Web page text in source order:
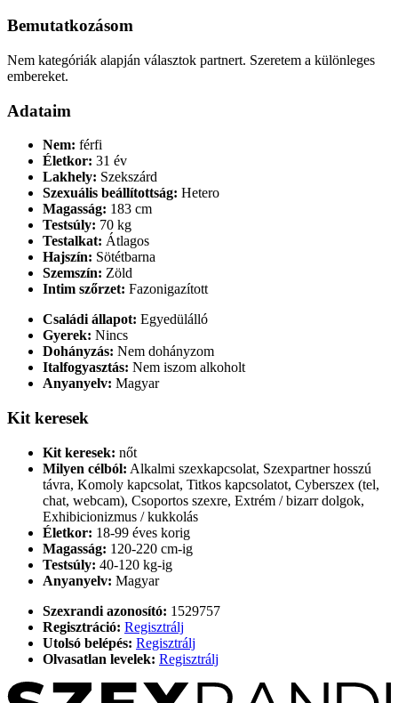
Bemutatkozásom
Nem kategóriák alapján választok partnert. Szeretem a különleges
embereket.
Adataim
Nem: férfi
Életkor: 31 év
Lakhely: Szekszárd
Szexuális beállítottság: Hetero
Magasság: 183 cm
Testsúly: 70 kg
Testalkat: Átlagos
Hajszín: Sötétbarna
Szemszín: Zöld
Intim szőrzet: Fazonigazított
Családi állapot: Egyedülálló
Gyerek: Nincs
Dohányzás: Nem dohányzom
Italfogyasztás: Nem iszom alkoholt
Anyanyelv: Magyar
Kit keresek
Kit keresek: nőt
Milyen célból: Alkalmi szexkapcsolat, Szexpartner hosszú
távra, Komoly kapcsolat, Titkos kapcsolatot, Cyberszex (tel,
chat, webcam), Csoportos szexre, Extrém / bizarr dolgok,
Exhibicionizmus / kukkolás
Életkor: 18-99 éves korig
Magasság: 120-220 cm-ig
Testsúly: 40-120 kg-ig
Anyanyelv: Magyar
Szexrandi azonosító: 1529757
Regisztráció: Regisztrálj
Utolsó belépés: Regisztrálj
Olvasatlan levelek: Regisztrálj